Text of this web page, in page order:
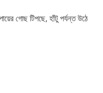
গোছ টিপছে, হাঁটু পর্যন্ত উঠে